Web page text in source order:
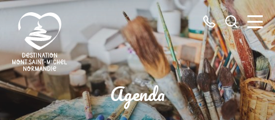
Destination
Mont
Saint-
Tous
les
numéros
ici
Je
Agenda